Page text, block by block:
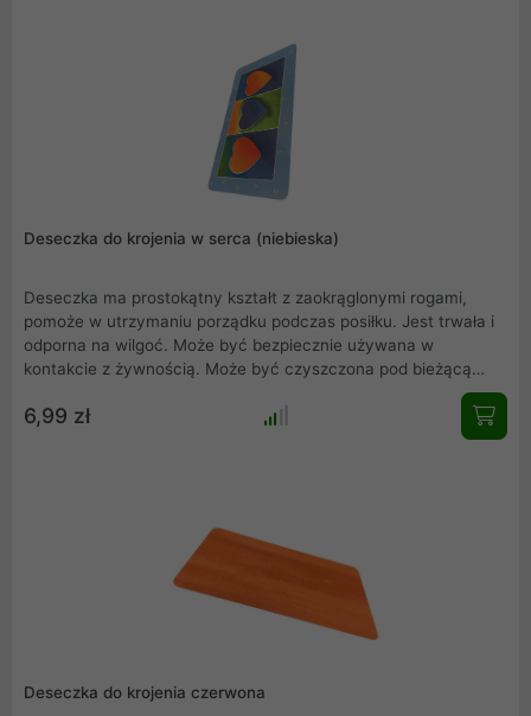
Deseczka do krojenia w serca (niebieska)
Deseczka ma prostokątny kształt z zaokrąglonymi rogami,
pomoże w utrzymaniu porządku podczas posiłku. Jest trwała i
odporna na wilgoć. Może być bezpiecznie używana w
kontakcie z żywnością. Może być czyszczona pod bieżącą
stylowa i ma ciekawe wzornictwo.
6,99 zł
Deseczka do krojenia czerwona